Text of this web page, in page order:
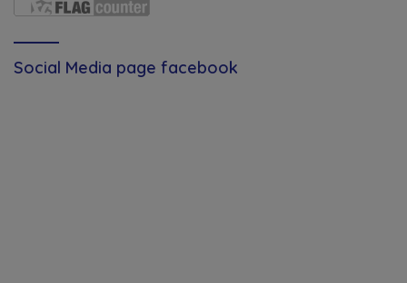
Social Media page facebook